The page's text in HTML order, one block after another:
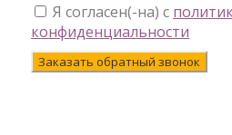
Я согласен(-на) с
конфиденциальности
Заказать обратный звонок